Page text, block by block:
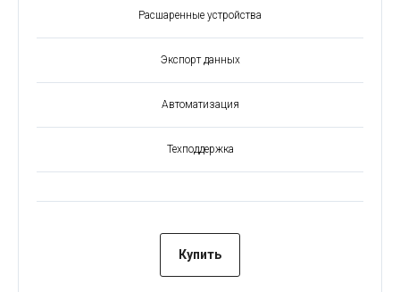
Расшаренные устройства
Экспорт данных
Автоматизация
Техподдержка
Купить